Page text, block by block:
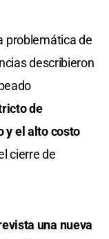
problemática de
describieron
de
y el alto costo
cierre de
una nueva